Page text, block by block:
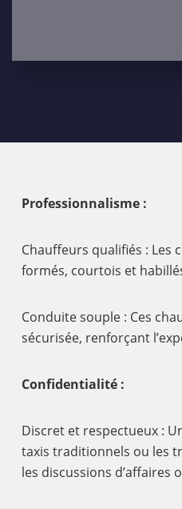
Professionnalisme :
Chauffeurs qualifiés : Les
formés, courtois et
Conduite souple : Ces
sécurisée, renforçant
Confidentialité :
Discret et respectueux :
taxis traditionnels ou les
les discussions